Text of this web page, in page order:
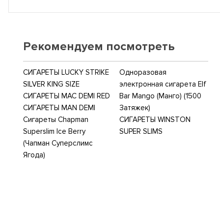
Рекомендуем посмотреть
СИГАРЕТЫ LUCKY STRIKE
SILVER KING SIZE
СИГАРЕТЫ MAC DEMI RED
СИГАРЕТЫ MAN DEMI
Сигареты Chapman
Superslim Ice Berry
(Чапман Суперслимс
Ягода)
Одноразовая
электронная сигарета Elf
Bar Mango (Манго) (1500
Затяжек)
СИГАРЕТЫ WINSTON
SUPER SLIMS